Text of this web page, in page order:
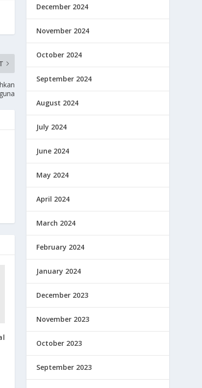
December 2024
November 2024
October 2024
September 2024
August 2024
July 2024
June 2024
May 2024
April 2024
March 2024
February 2024
January 2024
December 2023
November 2023
October 2023
September 2023